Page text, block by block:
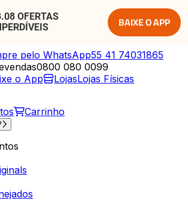
OFERTAS
BAIXE O APP
pelo WhatsApp55 41 74031865
0800 080 0099
o App LojasLojas Físicas
Carrinho